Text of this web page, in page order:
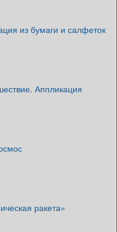
из бумаги и салфеток
Аппликация
ракета»